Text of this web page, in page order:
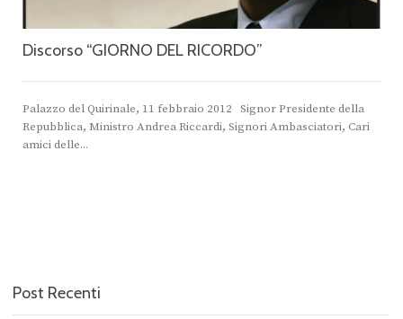
Discorso “GIORNO DEL RICORDO”
Palazzo del Quirinale, 11 febbraio 2012 Signor Presidente della
Repubblica, Ministro Andrea Riccardi, Signori Ambasciatori, Cari
amici delle...
Post Recenti